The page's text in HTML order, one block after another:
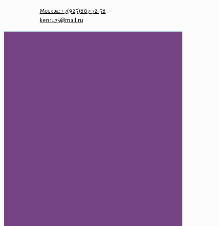
Москва: +7(925)807-72-58
kenru75@mail.ru